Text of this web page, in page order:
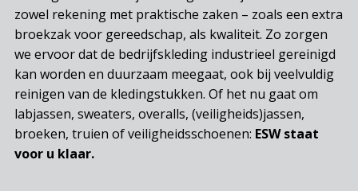
zowel rekening met praktische zaken – zoals een extra
broekzak voor gereedschap, als kwaliteit. Zo zorgen
we ervoor dat de bedrijfskleding industrieel gereinigd
kan worden en duurzaam meegaat, ook bij veelvuldig
reinigen van de kledingstukken. Of het nu gaat om
labjassen, sweaters, overalls, (veiligheids)jassen,
broeken, truien of veiligheidsschoenen: ESW staat
voor u klaar.